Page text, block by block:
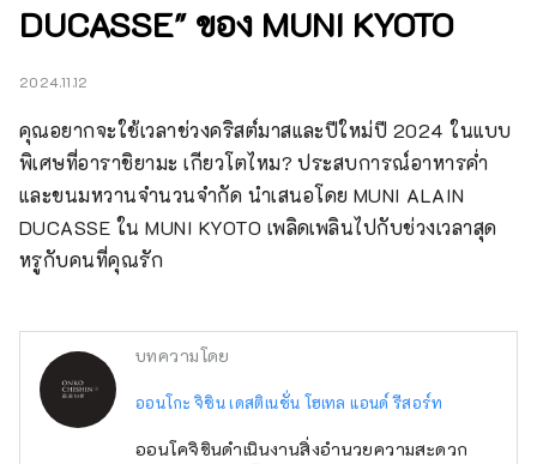
DUCASSE" ของ MUNI KYOTO
2024.11.12
คุณอยากจะใช้เวลาช่วงคริสต์มาสและปีใหม่ปี 2024 ในแบบ
พิเศษที่อาราชิยามะ เกียวโตไหม? ประสบการณ์อาหารค่ำ
และขนมหวานจำนวนจำกัด นำเสนอโดย MUNI ALAIN
DUCASSE ใน MUNI KYOTO เพลิดเพลินไปกับช่วงเวลาสุด
หรูกับคนที่คุณรัก
บทความโดย
ออนโกะ จิชิน เดสติเนชั่น โฮเทล แอนด์ รีสอร์ท
ออนโคจิชินดำเนินงานสิ่งอำนวยความสะดวก